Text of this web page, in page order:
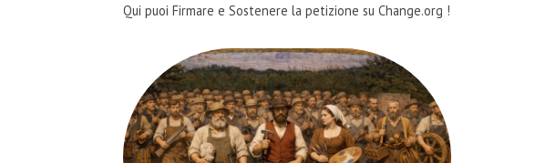
Qui puoi Firmare e Sostenere la petizione su Change.org !